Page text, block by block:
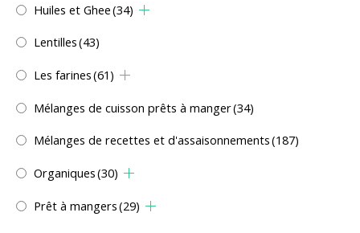
Huiles et Ghee(34)
Lentilles(43)
Les farines(61)
Mélanges de cuisson prêts à manger(34)
Mélanges de recettes et d'assaisonnements(187)
Organiques(30)
Prêt à mangers(29)